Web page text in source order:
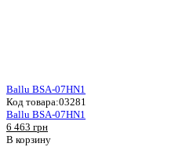
Ballu BSA-07HN1
Код товара:03281
Ballu BSA-07HN1
6 463 грн
В корзину